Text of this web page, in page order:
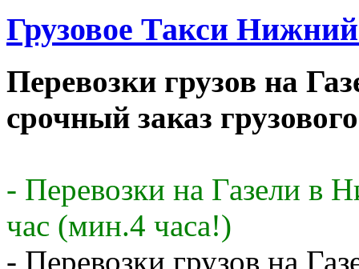
Грузовое Такси
Перевозки грузов на
срочный заказ
- Перевозки на Газели в
час (мин.4 часа!)
- Перевозки грузов на